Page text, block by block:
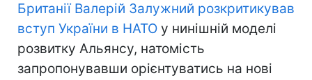
Британії Валерій Залужний розкритикував
вступ України в НАТО у нинішній моделі
розвитку Альянсу, натомість
запропонувавши орієнтуватись на нові